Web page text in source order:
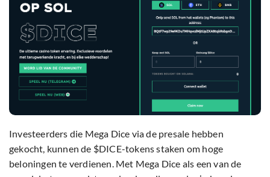
Investeerders die Mega Dice via de presale hebben
gekocht, kunnen de $DICE-tokens staken om hoge
beloningen te verdienen. Met Mega Dice als een van de